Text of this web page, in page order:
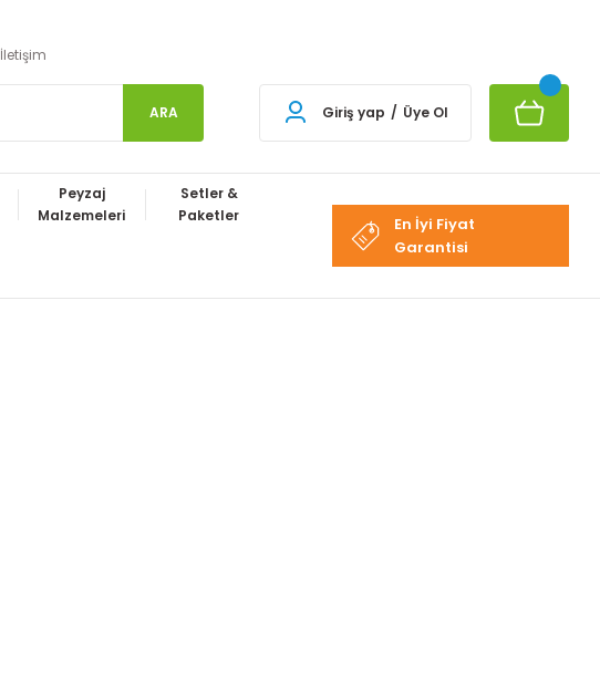
İletişim
ARA Giriş yap / Üye Ol
Peyzaj
Malzemeleri
Setler &
Paketler
En İyi Fiyat
Garantisi